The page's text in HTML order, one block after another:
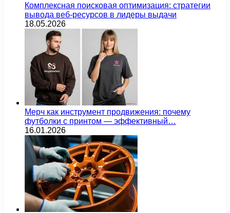
Комплексная поисковая оптимизация: стратегии
вывода веб-ресурсов в лидеры выдачи
18.05.2026
Мерч как инструмент продвижения: почему
футболки с принтом — эффективный…
16.01.2026